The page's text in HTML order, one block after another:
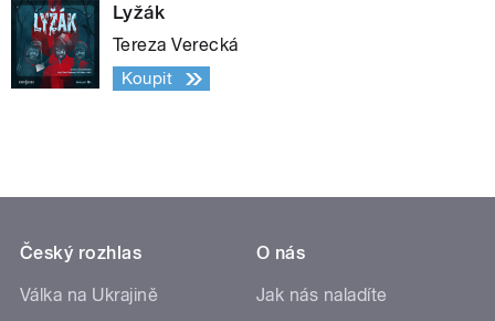
Lyžák
Tereza Verecká
Koupit
Český rozhlas
Válka na Ukrajině
O nás
Jak nás naladíte